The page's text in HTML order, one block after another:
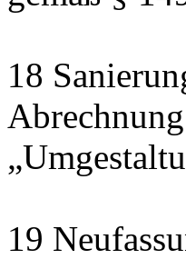
18
19